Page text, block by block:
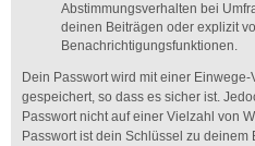
Abstimmungsverhalten bei
deinen Beiträgen oder explizit
Benachrichtigungsfunktionen.
Dein Passwort wird mit einer
gespeichert, so dass es sicher ist.
Passwort nicht auf einer Vielzahl von
Passwort ist dein Schlüssel zu deinem